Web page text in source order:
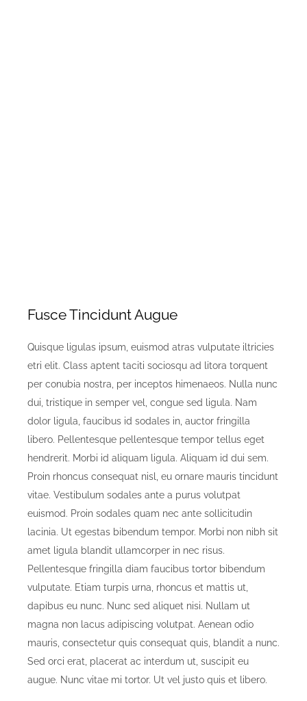
Fusce Tincidunt Augue
Quisque ligulas ipsum, euismod atras vulputate iltricies
etri elit. Class aptent taciti sociosqu ad litora torquent
per conubia nostra, per inceptos himenaeos. Nulla nunc
dui, tristique in semper vel, congue sed ligula. Nam
dolor ligula, faucibus id sodales in, auctor fringilla
libero. Pellentesque pellentesque tempor tellus eget
hendrerit. Morbi id aliquam ligula. Aliquam id dui sem.
Proin rhoncus consequat nisl, eu ornare mauris tincidunt
vitae. Vestibulum sodales ante a purus volutpat
euismod. Proin sodales quam nec ante sollicitudin
lacinia. Ut egestas bibendum tempor. Morbi non nibh sit
amet ligula blandit ullamcorper in nec risus.
Pellentesque fringilla diam faucibus tortor bibendum
vulputate. Etiam turpis urna, rhoncus et mattis ut,
dapibus eu nunc. Nunc sed aliquet nisi. Nullam ut
magna non lacus adipiscing volutpat. Aenean odio
mauris, consectetur quis consequat quis, blandit a nunc.
Sed orci erat, placerat ac interdum ut, suscipit eu
augue. Nunc vitae mi tortor. Ut vel justo quis et libero.